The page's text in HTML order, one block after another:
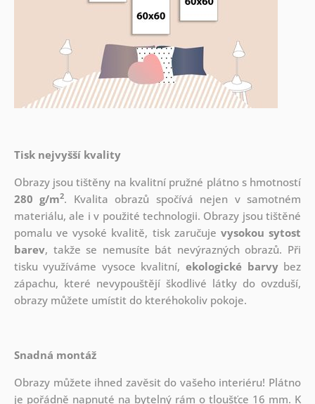
Tisk nejvyšší kvality
Obrazy jsou tištěny na kvalitní pružné plátno s hmotností
280 g/m2. Kvalita obrazů spočívá nejen v samotném
materiálu, ale i v použité technologii. Obrazy jsou tištěné
pomalu ve vysoké kvalitě, tisk zaručuje vysokou sytost
barev, takže se nemusíte bát nevýrazných obrazů. Při
tisku využíváme vysoce kvalitní,ekologické barvybez
zápachu, které nevypouštějí škodlivé látky do ovzduší,
obrazy můžete umístit do kteréhokoliv pokoje.
Snadná montáž
Obrazy můžete ihned zavěsit do vašeho interiéru! Plátno
je pořádně napnuté na bytelný rám o tloušťce 16 mm. K